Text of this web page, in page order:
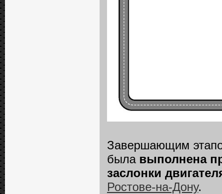
Завершающим
была выполнена
заслонки
Ростове-на-Дону.